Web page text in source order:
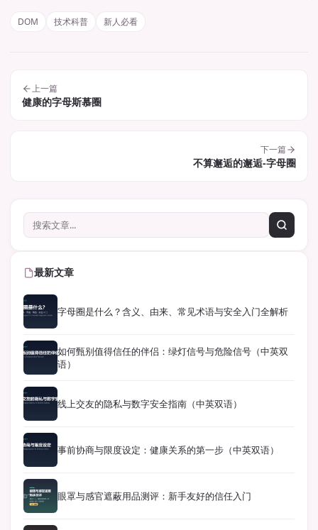
DOM 技术科普 新人必看
上一篇
健康的字母斯慕圈
下一篇
不算邂逅的邂逅-字母圈
最新文章
字母圈是什么？含义、由来、常见术语与安全入门全解析
如何甄别值得信任的伴侣：绿灯信号与危险信号（中英双
语）
线上交友的隐私与数字安全指南（中英双语）
事前协商与限度设定：健康关系的第一步（中英双语）
眼罩与感官遮蔽用品测评：新手友好的信任入门